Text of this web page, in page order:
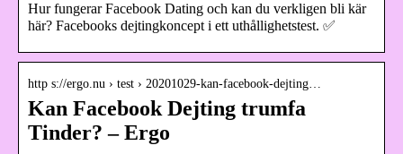
Hur fungerar Facebook Dating och kan du verkligen bli kär
här? Facebooks dejtingkoncept i ett uthållighetstest. ✅
http s://ergo.nu › test › 20201029-kan-facebook-dejting…
Kan Facebook Dejting trumfa
Tinder? – Ergo